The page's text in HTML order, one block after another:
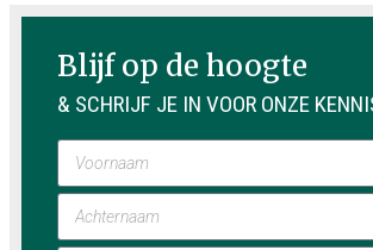
Blijf op de hoogte
& SCHRIJF JE IN VOOR ONZE